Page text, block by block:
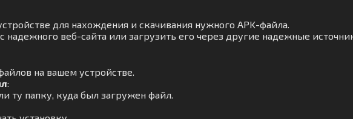
для нахождения и скачивания нужного APK-файла.
надежного веб-сайта или загрузить его через другие надежные
на вашем устройстве.
:
ту папку, куда был загружен файл.